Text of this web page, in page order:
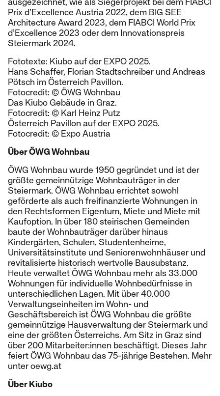
Prix d’Excellence Austria 2022, dem BIG SEE
Architecture Award 2023, dem FIABCI World Prix
d’Excellence 2023 oder dem Innovationspreis
Steiermark 2024.
Fototexte: Kiubo auf der EXPO 2025.
Hans Schaffer, Florian Stadtschreiber und Andreas
Pötsch im Österreich Pavillon.
Fotocredit: © ÖWG Wohnbau
Das Kiubo Gebäude in Graz.
Fotocredit: © Karl Heinz Putz
Österreich Pavillon auf der EXPO 2025.
Fotocredit: © Expo Austria
Über ÖWG Wohnbau
ÖWG Wohnbau wurde 1950 gegründet und ist der
größte gemeinnützige Wohnbauträger in der
Steiermark. ÖWG Wohnbau errichtet sowohl
geförderte als auch freifinanzierte Wohnungen in
den Rechtsformen Eigentum, Miete und Miete mit
Kaufoption. In über 180 steirischen Gemeinden
baute der Wohnbauträger darüber hinaus
Kindergärten, Schulen, Studentenheime,
Universitätsinstitute und Seniorenwohnhäuser und
revitalisierte historisch wertvolle Bausubstanz.
Heute verwaltet ÖWG Wohnbau mehr als 33.000
Wohnungen für individuelle Wohnbedürfnisse in
unterschiedlichen Lagen. Mit über 40.000
Verwaltungseinheiten im Wohn- und
Geschäftsbereich ist ÖWG Wohnbau die größte
gemeinnützige Hausverwaltung der Steiermark und
eine der größten Österreichs. Am Sitz in Graz sind
über 200 Mitarbeiter:innen beschäftigt. Dieses Jahr
feiert ÖWG Wohnbau das 75-jährige Bestehen. Mehr
unter oewg.at
Über Kiubo